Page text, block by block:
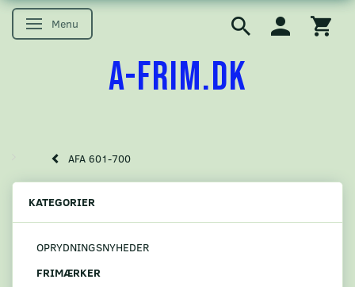
Skifte navigation
Menu
A-FRIM.DK
AFA 601-700
KATEGORIER
OPRYDNINGSNYHEDER
FRIMÆRKER